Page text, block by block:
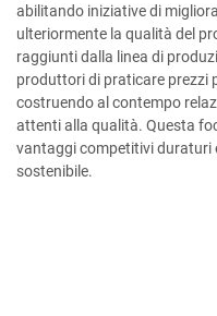
abilitando iniziative di
ulteriormente la qualità del
raggiunti dalla linea di
produttori di praticare prezzi
costruendo al contempo
attenti alla qualità. Questa
vantaggi competitivi duraturi
sostenibile.